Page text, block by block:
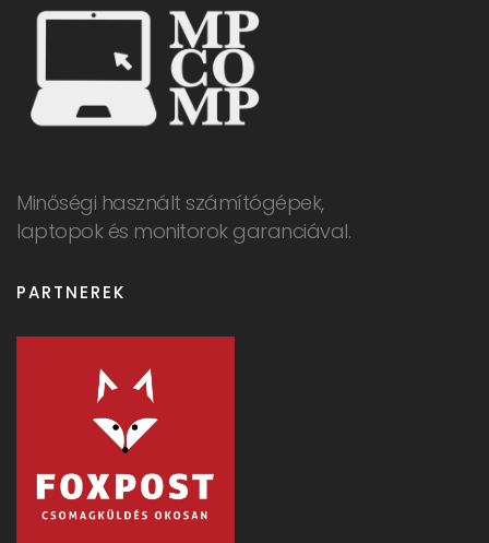
Minőségi használt számítógépek,
laptopok és monitorok garanciával.
PARTNEREK